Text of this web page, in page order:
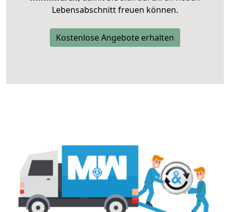
Lebensabschnitt freuen können.
Kostenlose Angebote erhalten